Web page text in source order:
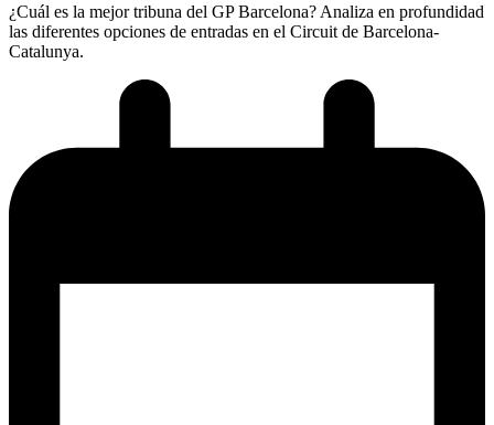
¿Cuál es la mejor tribuna del GP Barcelona? Analiza en profundidad
las diferentes opciones de entradas en el Circuit de Barcelona-
Catalunya.